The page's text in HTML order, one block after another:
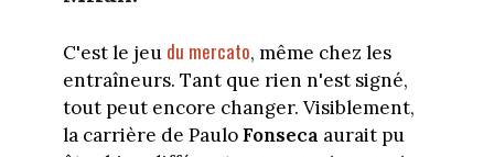
C'est le jeu du mercato, même chez les
entraîneurs. Tant que rien n'est signé,
tout peut encore changer. Visiblement,
la carrière de PauloFonseca aurait pu